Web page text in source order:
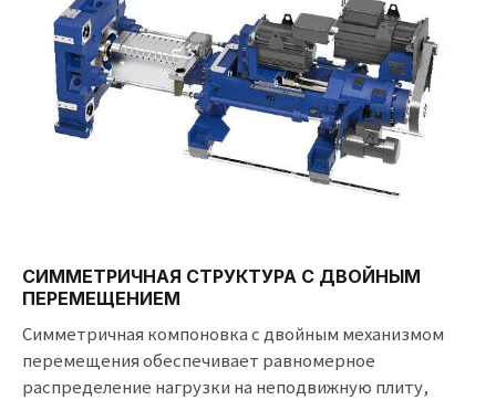
СИММЕТРИЧНАЯ СТРУКТУРА С ДВОЙНЫМ
ПЕРЕМЕЩЕНИЕМ
Симметричная компоновка с двойным механизмом
перемещения обеспечивает равномерное
распределение нагрузки на неподвижную плиту,